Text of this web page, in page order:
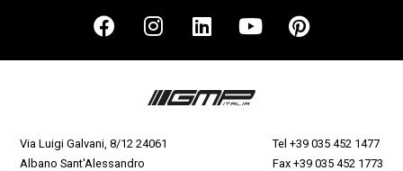
Via Luigi Galvani, 8/12 24061
Albano Sant'Alessandro
Tel +39 035 452 1477
Fax +39 035 452 1773